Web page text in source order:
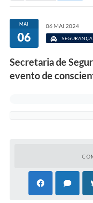
Portal da Transparência
Turismo
Secretarias
MAI
06
06 MAI 2024
Secretaria de
evento de